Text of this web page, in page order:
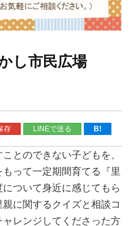
し市民広場
存 LINEで送る B!
とのできない子どもを、
って一定期間育てる『里
ついて身近に感じてもら
に関するクイズと相談コ
レンジしてくださった方